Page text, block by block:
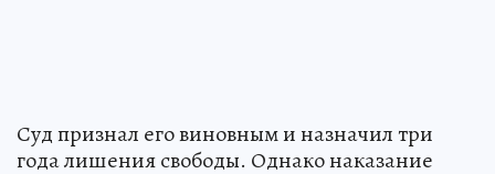
Суд признал его виновным и назначил три
года лишения свободы. Однако наказание